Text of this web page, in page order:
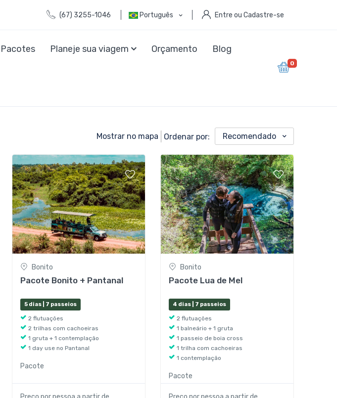
(67) 3255-1046 Português Entre ou Cadastre-se
Pacotes Planeje sua viagem Orçamento Blog
0
Mostrar no mapa Ordenar por: Recomendado
Bonito
Pacote Bonito + Pantanal
5 dias | 7 passeios
2 flutuações
2 trilhas com cachoeiras
1 gruta + 1 contemplação
1 day use no Pantanal
Pacote
Bonito
Pacote Lua de Mel
4 dias | 7 passeios
2 flutuações
1 balneário + 1 gruta
1 passeio de boia cross
1 trilha com cachoeiras
1 contemplação
Pacote